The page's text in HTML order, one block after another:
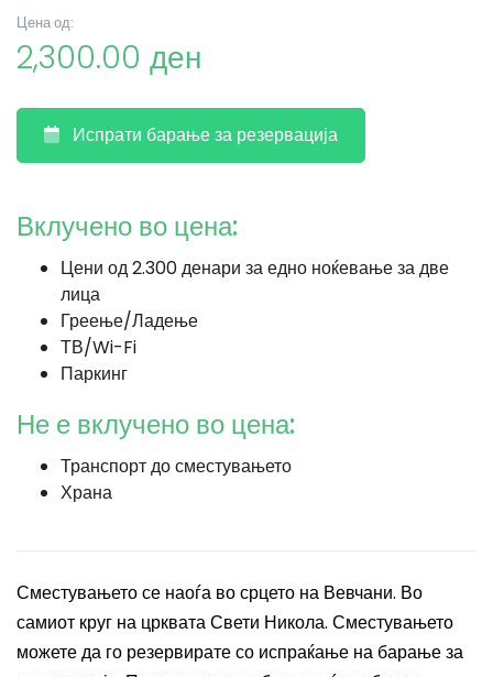
Цена од:
2,300.00 ден
Испрати барање за резервација
Вклучено во цена:
Цени од 2.300 денари за едно ноќевање за две
лица
Греење/Ладење
ТВ/Wi-Fi
Паркинг
Не е вклучено во цена:
Транспорт до сместувањето
Храна
Сместувањето се наоѓа во срцето на Вевчани. Во
самиот круг на црквата Свети Никола. Сместувањето
можете да го резервирате со испраќање на барање за